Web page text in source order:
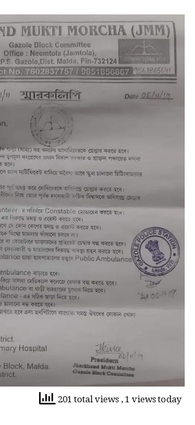
201 total views , 1 views today